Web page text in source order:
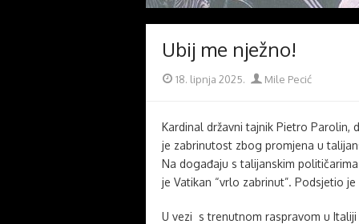
Ubij me nježno!
Posted
18. lipnja 2025. Author
Mile Pecić
Kardinal državni tajnik Pietro Parolin,
je zabrinutost zbog promjena u
Na događaju s talijanskim
je Vatikan “vrlo zabrinut”. Podsjetio
U vezi s trenutnom raspravom u